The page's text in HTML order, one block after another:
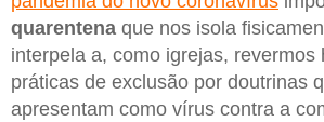
quarentena que nos isola
interpela a, como igrejas, revermos
práticas de exclusão por doutrinas
apresentam como vírus contra a